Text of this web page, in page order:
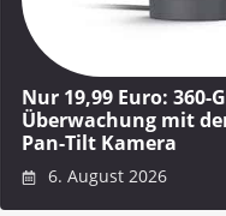
Nur 19,99 Euro: 360-
Überwachung mit
Pan-Tilt Kamera
6. August 2026